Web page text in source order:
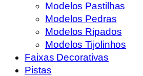
Modelos Pastilhas
Modelos Pedras
Modelos Ripados
Modelos Tijolinhos
Faixas Decorativas
Pistas